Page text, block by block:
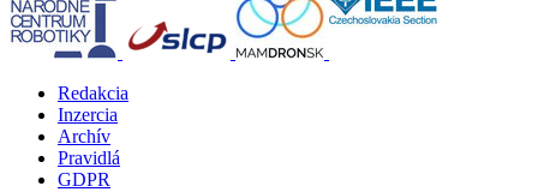
Redakcia
Inzercia
Archív
Pravidlá
GDPR